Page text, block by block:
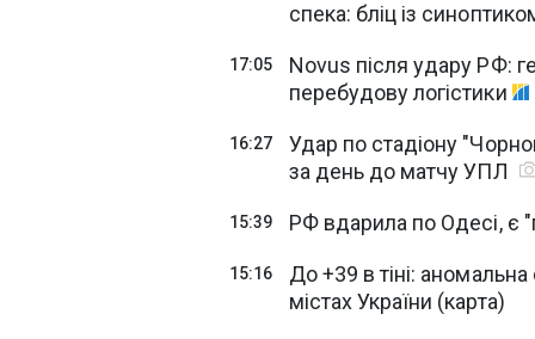
спека: бліц із
17:05
Novus після удару РФ:
перебудову логістики
16:27
Удар по стадіону
за день до матчу УПЛ
15:39 РФ вдарила по Одесі, є
15:16
До +39 в тіні:
містах України (карта)